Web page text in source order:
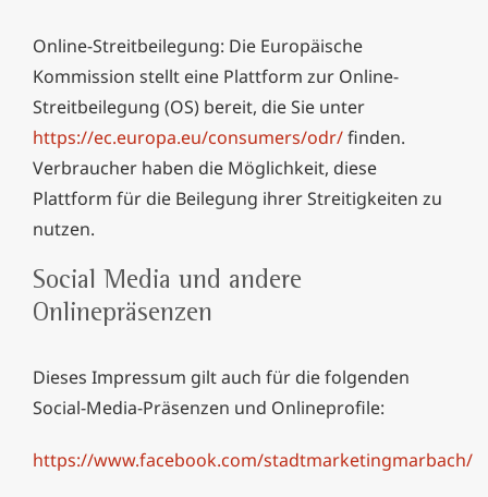
Online-Streitbeilegung: Die Europäische
Kommission stellt eine Plattform zur Online-
Streitbeilegung (OS) bereit, die Sie unter
https://ec.europa.eu/consumers/odr/finden.
Verbraucher haben die Möglichkeit, diese
Plattform für die Beilegung ihrer Streitigkeiten zu
nutzen.
Social Media und andere
Onlinepräsenzen
Dieses Impressum gilt auch für die folgenden
Social-Media-Präsenzen und Onlineprofile:
https://www.facebook.com/stadtmarketingmarbach/